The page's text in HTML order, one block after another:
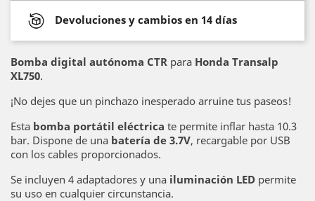
Devoluciones y cambios en 14 días
Bomba digital autónoma CTR para Honda Transalp
XL750.
¡No dejes que un pinchazo inesperado arruine tus paseos!
Esta bomba portátil eléctrica te permite inflar hasta 10.3
bar. Dispone de una batería de 3.7V, recargable por USB
con los cables proporcionados.
Se incluyen 4 adaptadores y una iluminación LED permite
su uso en cualquier circunstancia.